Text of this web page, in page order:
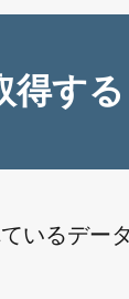
得する
いるデ